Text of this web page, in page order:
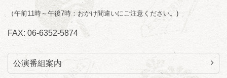
桂九寿玉／桂弥太郎／桂かい枝※／けんたと
ももえ（音曲漫才）※／笑福亭三喬／桂米平
～仲入～桂咲之輔／林家染団治／キタノ大地
（マジック）／笑福亭松枝（※…配信はござ
★菟道亭 配信あり
（午前11時～午後7時：おかけ間違いにご注意ください。)
FAX: 06-6352-5874
公演番組案内